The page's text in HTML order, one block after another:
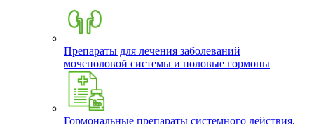
Препараты для лечения заболеваний
мочеполовой системы и половые гормоны
Гормональные препараты системного действия,